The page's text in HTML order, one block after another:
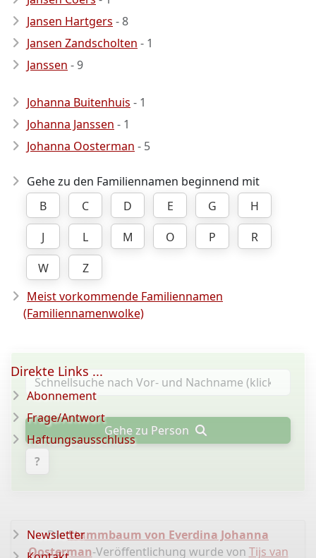
Jansen Hartgers - 8
Jansen Zandscholten - 1
Janssen - 9
Johanna Buitenhuis - 1
Johanna Janssen - 1
Johanna Oosterman - 5
Gehe zu den Familiennamen beginnend mit
B
C D E G
H
J
L M O P
R
W
Z
Meist vorkommende Familiennamen
(Familiennamenwolke)
Gehe zu Person
?
DieStammbaum von Everdina Johanna
Oosterman-Veröffentlichung wurde von Tijs van
Direkte Links ...
Abonnement
Frage/Antwort
Haftungsausschluss
Newsletter